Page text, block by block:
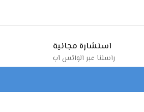
استشارة مجانية
راسلنا عبر الواتس آب